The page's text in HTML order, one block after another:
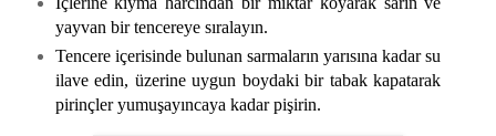
yayvan bir tencereye sıralayın.
Tencere içerisinde bulunan sarmaların yarısına kadar su
ilave edin, üzerine uygun boydaki bir tabak kapatarak
pirinçler yumuşayıncaya kadar pişirin.